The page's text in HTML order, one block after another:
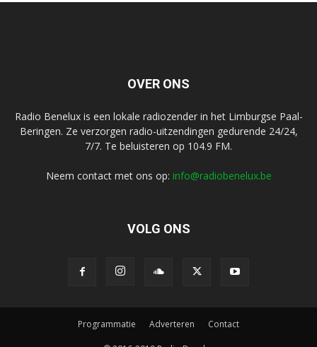
OVER ONS
Radio Benelux is een lokale radiozender in het Limburgse Paal-
Beringen. Ze verzorgen radio-uitzendingen gedurende 24/24,
7/7. Te beluisteren op 104.9 FM.
Neem contact met ons op: info@radiobenelux.be
VOLG ONS
Programmatie Adverteren Contact